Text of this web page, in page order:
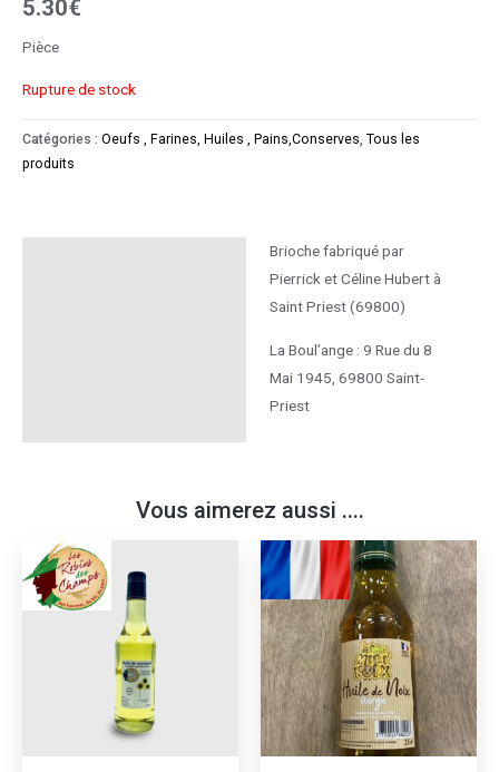
5.30€
Pièce
Rupture de stock
Catégories : Oeufs , Farines, Huiles , Pains,Conserves, Tous les
produits
Brioche fabriqué par
Pierrick et Céline Hubert à
Saint Priest (69800)
La Boul’ange : 9 Rue du 8
Mai 1945, 69800 Saint-
Priest
Vous aimerez aussi ....